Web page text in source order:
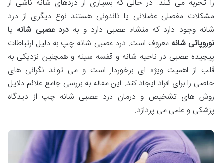
را تجربه می کنند. در حالی که بسیاری از دردهای شانه ناشی از
مشکلات مفصلی عضلانی یا تاندونی هستند نوع دیگری از درد
شانه وجود دارد که منشاء عصبی دارد و به درد عصبی شانه یا
نوروپاتی شانه معروف است. درد عصبی شانه چپ به دلیل ارتباطات
پیچیده عصبی در ناحیه شانه و قفسه سینه و همچنین نزدیکی به
قلب از اهمیت ویژه ای برخوردار است و می تواند نگرانی های
خاصی را برای افراد ایجاد کند. این مقاله به بررسی جامع علائم دلایل
روش های تشخیص و درمان درد عصبی شانه چپ از دیدگاه
پزشکی و علمی می پردازد.